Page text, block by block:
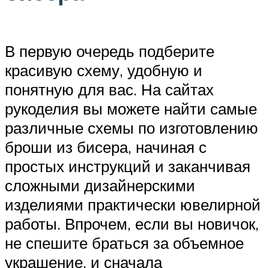
В первую очередь подберите
красивую схему, удобную и
понятную для вас. На сайтах
рукоделия вы можете найти самые
различные схемы по изготовлению
броши из бисера, начиная с
простых инструкций и заканчивая
сложными дизайнерскими
изделиями практически ювелирной
работы. Впрочем, если вы новичок,
не спешите браться за объемное
украшение, и сначала